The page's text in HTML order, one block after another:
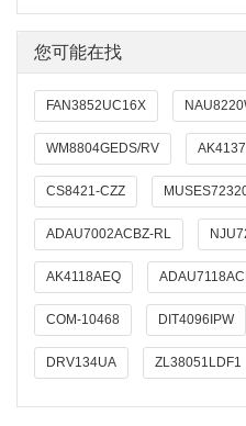
您可能在找
FAN3852UC16X
WM8804GEDS/RV
CS8421-CZZ
ADAU7002ACBZ-RL
AK4118AEQ
COM-10468 DIT4096IPW
DRV134UA ZL38051LDF1